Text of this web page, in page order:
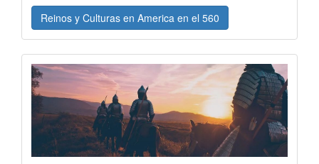
Reinos y Culturas en America en el 560